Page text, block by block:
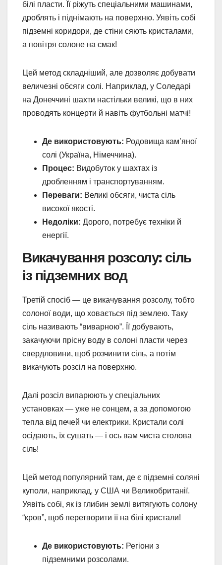
білі пласти. Її ріжуть спеціальними машинами,
дроблять і піднімають на поверхню. Уявіть собі
підземні коридори, де стіни сяють кристалами,
а повітря солоне на смак!
Цей метод складніший, але дозволяє добувати
величезні обсяги солі. Наприклад, у Соледарі
на Донеччині шахти настільки великі, що в них
проводять концерти й навіть футбольні матчі!
Де використовують: Родовища кам’яної
солі (Україна, Німеччина).
Процес: Видобуток у шахтах із
дробленням і транспортуванням.
Переваги: Великі обсяги, чиста сіль
високої якості.
Недоліки: Дорого, потребує техніки й
енергії.
Викачування розсолу: сіль
із підземних вод
Третій спосіб — це викачування розсолу, тобто
солоної води, що ховається під землею. Таку
сіль називають “виварною”. Її добувають,
закачуючи прісну воду в солоні пласти через
свердловини, щоб розчинити сіль, а потім
викачують розсіл на поверхню.
Далі розсіл випарюють у спеціальних
установках — уже не сонцем, а за допомогою
тепла від печей чи електрики. Кристали солі
осідають, їх сушать — і ось вам чиста столова
сіль!
Цей метод популярний там, де є підземні соляні
куполи, наприклад, у США чи Великобританії.
Уявіть собі, як із глибин землі витягують солону
“кров”, щоб перетворити її на білі кристали!
Де використовують: Регіони з
підземними розсолами.